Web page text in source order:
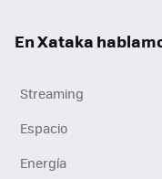
En Xataka
Streaming
Espacio
Energía